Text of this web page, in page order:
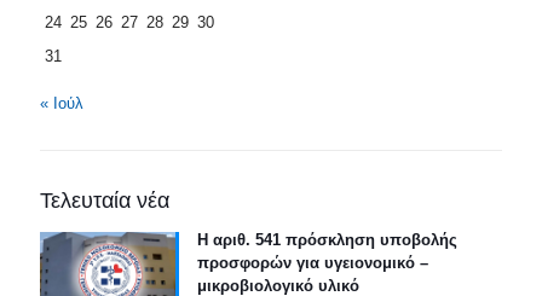
24 25 26 27 28 29 30
31
« Ιούλ
Τελευταία νέα
Η αριθ. 541 πρόσκληση υποβολής
προσφορών για υγειονομικό –
μικροβιολογικό υλικό